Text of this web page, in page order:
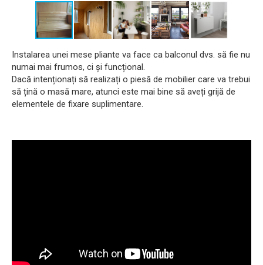
Instalarea unei mese pliante va face ca balconul dvs. să fie nu
numai mai frumos, ci și funcțional.
Dacă intenționați să realizați o piesă de mobilier care va trebui
să țină o masă mare, atunci este mai bine să aveți grijă de
elementele de fixare suplimentare.